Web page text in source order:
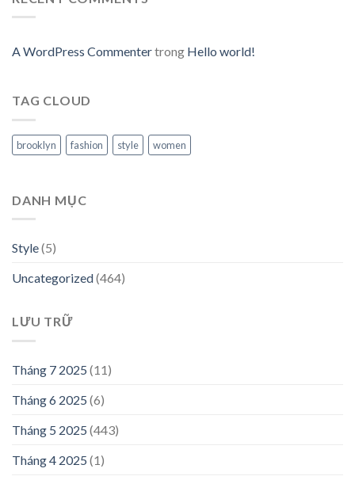
A WordPress Commentertrong Hello world!
TAG CLOUD
brooklyn fashion style women
DANH MỤC
Style(5)
Uncategorized(464)
LƯU TRỮ
Tháng 7 2025 (11)
Tháng 6 2025 (6)
Tháng 5 2025 (443)
Tháng 4 2025 (1)